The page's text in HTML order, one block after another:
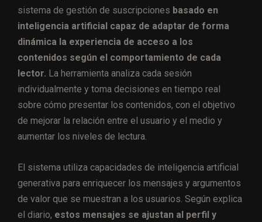
sistema de gestión de suscripciones basado en
inteligencia artificial capaz de adaptar de forma
dinámica la experiencia de acceso a los
contenidos según el comportamiento de cada
lector. La herramienta analiza cada sesión
individualmente y toma decisiones en tiempo real
sobre cómo presentar los contenidos, con el objetivo
de mejorar la relación entre el usuario y el medio y
aumentar los niveles de lectura.
El sistema utiliza capacidades de inteligencia artificial
generativa para enriquecer los mensajes y argumentos
de valor que se muestran a los usuarios. Según explica
el diario, estos mensajes se ajustan al perfil y